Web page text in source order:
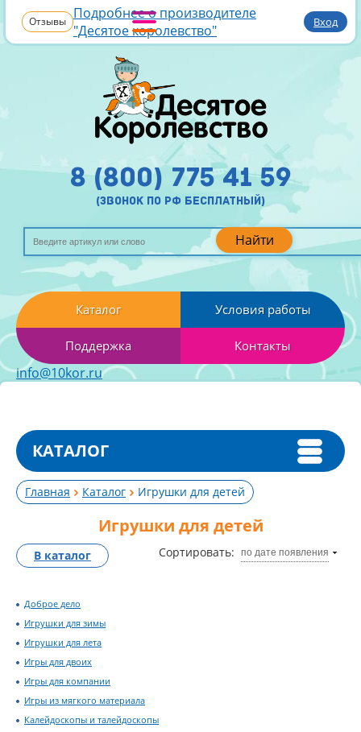
Отзывы Подробнее о производителе
"Десятое королевство"
Вход
Найти
8 (800) 775 41 59
(звонок по рф бесплатный)
Каталог Условия работы
Поддержка Контакты
info@10kor.ru
КАТАЛОГ
Главная Каталог Игрушки для детей
Игрушки для детей
Сортировать: по дате появления
В каталог
Доброе дело
Игрушки для зимы
Игрушки для лета
Игры для двоих
Игры для компании
Игры из мягкого материала
Калейдоскопы и талейдоскопы